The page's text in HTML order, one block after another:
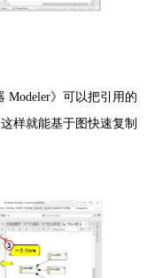
Modeler》可以把引用的
样就能基于图快速复制